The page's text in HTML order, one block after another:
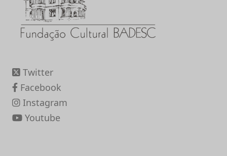
Twitter
Facebook
Instagram
Youtube